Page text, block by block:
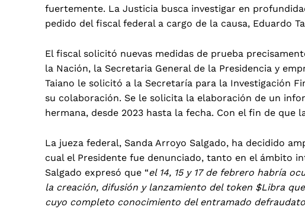
fuertemente. La Justicia busca investigar en
pedido del fiscal federal a cargo de la causa, Eduardo
El fiscal solicitó nuevas medidas de prueba
la Nación, la Secretaria General de la Presidencia y
Taiano le solicitó a la Secretaría para la Investigación
su colaboración. Se le solicita la elaboración de un
hermana, desde 2023 hasta la fecha. Con el fin de que
La jueza federal, Sanda Arroyo Salgado, ha decidido
cual el Presidente fue denunciado, tanto en el ámbito
Salgado expresó que “el 14, 15 y 17 de febrero habría
la creación, difusión y lanzamiento del token $Libra
cuyo completo conocimiento del entramado